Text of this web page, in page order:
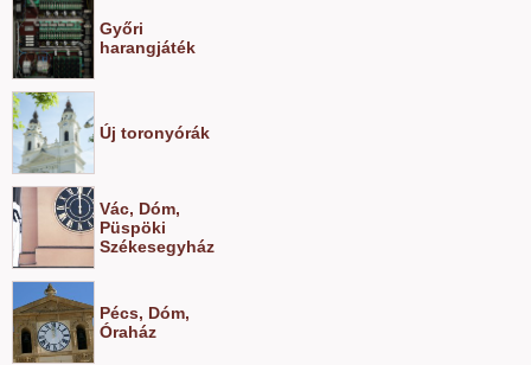
Győri
harangjáték
Új toronyórák
Vác, Dóm,
Püspöki
Székesegyház
Pécs, Dóm,
Óraház